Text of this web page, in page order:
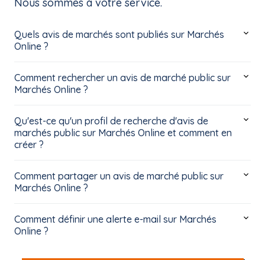
Quels avis de marchés sont publiés sur Marchés
Online ?
Comment rechercher un avis de marché public sur
Marchés Online ?
Qu'est-ce qu'un profil de recherche d'avis de
marchés public sur Marchés Online et comment en
créer ?
Comment partager un avis de marché public sur
Marchés Online ?
Comment définir une alerte e-mail sur Marchés
Online ?